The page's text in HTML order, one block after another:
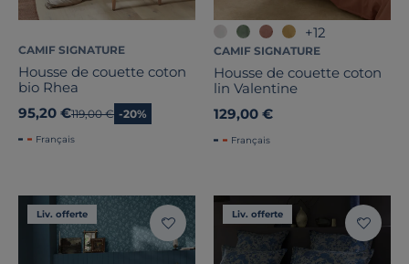
CAMIF SIGNATURE
Housse de couette coton
bio Rhea
95,20 €Ancien prix
119,00 € -20%
Français
+12
CAMIF SIGNATURE
Housse de couette coton
lin Valentine
129,00 €
Français
Liv. offerte Liv. offerte